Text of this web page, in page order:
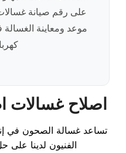
على رقم صيانة
موعد ومعاينة
اصلاح غسالات
تساعد غسالة الصحون في
الفنيون لدينا